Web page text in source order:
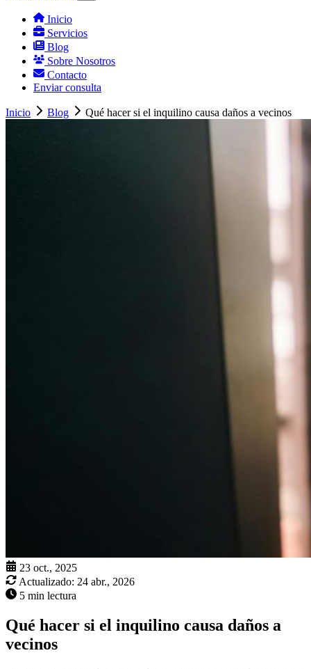
Inicio
Servicios
Blog
Sobre Nosotros
Contacto
Enviar consulta
Inicio Blog Qué hacer si el inquilino causa daños a vecinos
23 oct., 2025
Actualizado: 24 abr., 2026
5 min lectura
Qué hacer si el inquilino causa daños a
vecinos